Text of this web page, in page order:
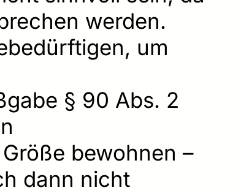
werden.
um
§ 90 Abs. 2
bewohnen –
dann nicht